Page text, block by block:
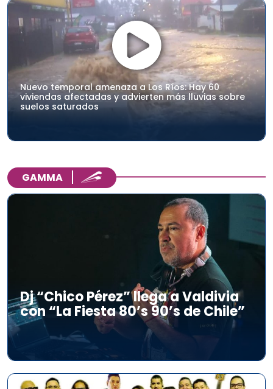
Nuevo temporal amenaza a Los Ríos: Hay 60
viviendas afectadas y advierten más lluvias sobre
suelos saturados
GAMMA
Dj “Chico Pérez” llega a Valdivia
con “La Fiesta 80’s 90’s de Chile”